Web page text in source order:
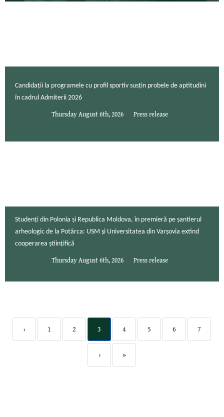
Candidații la programele cu profil sportiv susțin probele de aptitudini
în cadrul Admiterii 2026
Thursday August 6th, 2026 Press release
Studenți din Polonia și Republica Moldova, în premieră pe șantierul
arheologic de la Potârca: USM și Universitatea din Varșovia extind
cooperarea științifică
Thursday August 6th, 2026 Press release
‹ 1 2 3 4 5 6 7
› »